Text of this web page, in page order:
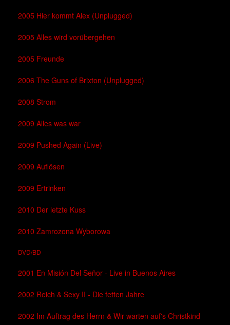
2005 Hier kommt Alex (Unplugged)
2005 Alles wird vorübergehen
2005 Freunde
2006 The Guns of Brixton (Unplugged)
2008 Strom
2009 Alles was war
2009 Pushed Again (Live)
2009 Auflösen
2009 Ertrinken
2010 Der letzte Kuss
2010 Zamrozona Wyborowa
DVD/BD
2001 En Misión Del Señor - Live in Buenos Aires
2002 Reich & Sexy II - Die fetten Jahre
2002 Im Auftrag des Herrn & Wir warten auf's Christkind